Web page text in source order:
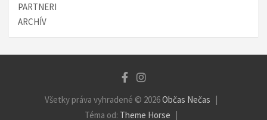
PARTNERI
ARCHÍV
Všetky práva vyhradené © 2026Občas Nečas
Téma od: Theme Horse